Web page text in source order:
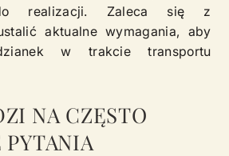
realizacji. Zaleca się z
aktualne wymagania, aby
w trakcie transportu
NA CZĘSTO
PYTANIA